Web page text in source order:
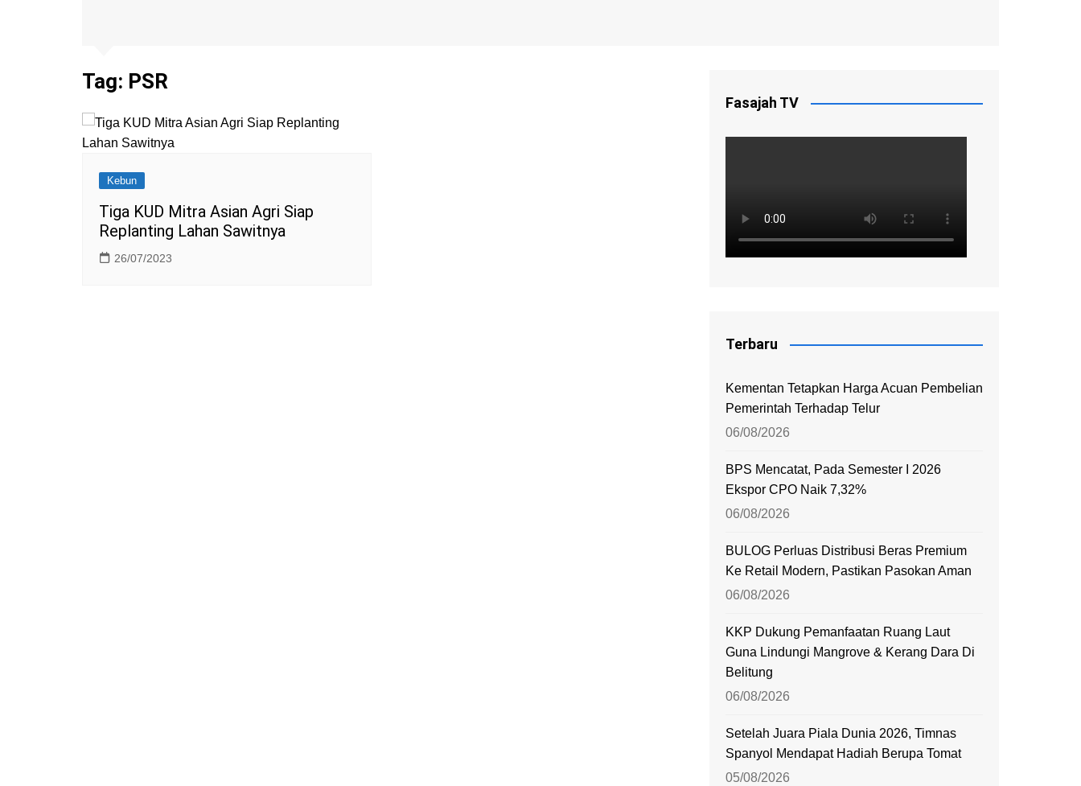
Tag: PSR
Kebun
Tiga KUD Mitra Asian Agri Siap
Replanting Lahan Sawitnya
26/07/2023
Fasajah TV
Terbaru
Kementan Tetapkan Harga Acuan Pembelian
Pemerintah Terhadap Telur
06/08/2026
BPS Mencatat, Pada Semester I 2026
Ekspor CPO Naik 7,32%
06/08/2026
BULOG Perluas Distribusi Beras Premium
Ke Retail Modern, Pastikan Pasokan Aman
06/08/2026
KKP Dukung Pemanfaatan Ruang Laut
Guna Lindungi Mangrove & Kerang Dara Di
Belitung
06/08/2026
Setelah Juara Piala Dunia 2026, Timnas
Spanyol Mendapat Hadiah Berupa Tomat
05/08/2026